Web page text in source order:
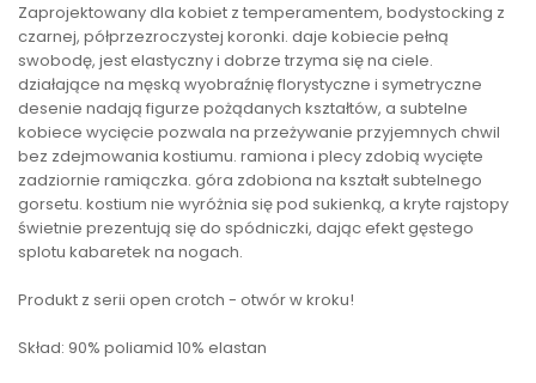
Zaprojektowany dla kobiet z temperamentem, bodystocking z
czarnej, półprzezroczystej koronki. daje kobiecie pełną
swobodę, jest elastyczny i dobrze trzyma się na ciele.
działające na męską wyobraźnię florystyczne i symetryczne
desenie nadają figurze pożądanych kształtów, a subtelne
kobiece wycięcie pozwala na przeżywanie przyjemnych chwil
bez zdejmowania kostiumu. ramiona i plecy zdobią wycięte
zadziornie ramiączka. góra zdobiona na kształt subtelnego
gorsetu. kostium nie wyróżnia się pod sukienką, a kryte rajstopy
świetnie prezentują się do spódniczki, dając efekt gęstego
splotu kabaretek na nogach.
Produkt z serii open crotch - otwór w kroku!
Skład: 90% poliamid 10% elastan